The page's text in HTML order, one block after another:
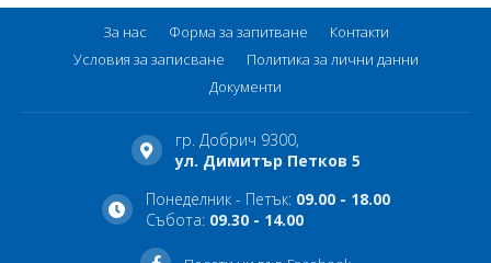
За нас Форма за запитване
Контакти
Условия за записване
Политика за лични данни
Документи
гр. Добрич 9300,
ул. Димитър Петков 5
Понеделник - Петък: 09.00 - 18.00
Събота: 09.30 - 14.00